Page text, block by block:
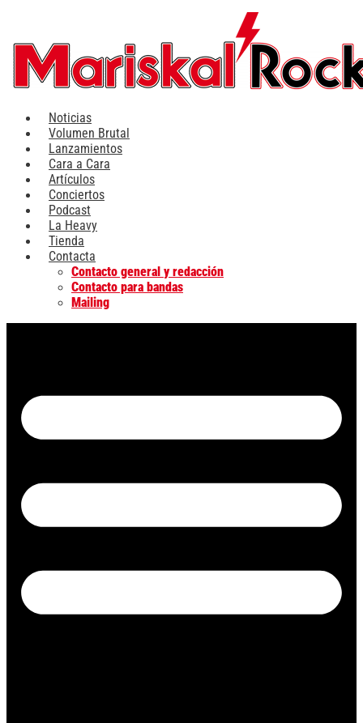
contenido
Noticias
Volumen Brutal
Lanzamientos
Cara a Cara
Artículos
Conciertos
Podcast
La Heavy
Tienda
Contacta
Contacto general y redacción
Contacto para bandas
Mailing